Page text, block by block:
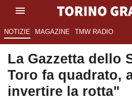
NOTIZIE MAGAZINE TMW RADIO
La Gazzetta dello
Toro fa quadrato,
invertire la rotta"